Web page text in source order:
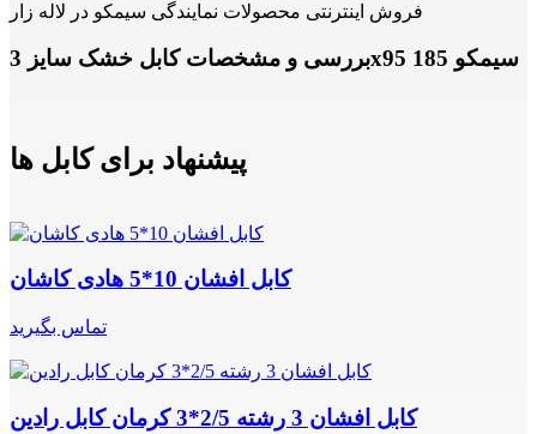
فروش اینترنتی محصولات نمایندگی سیمکو در لاله زار
بررسی و مشخصات کابل خشک سایز 3x95 185 سیمکو
پیشنهاد برای کابل ها
کابل افشان 10*5 هادی کاشان
تماس بگیرید
کابل افشان 3 رشته 2/5*3 کرمان کابل رادین